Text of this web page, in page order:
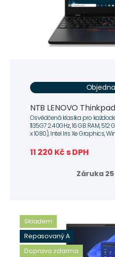
NTB LENOVO
Osvědčená klasika pro
1135G7 2.40GHz, 16 GB RAM, 512
x 1080), Intel Iris Xe Graphics,
11 220 Kč s DPH
Záruka
Skladem
Repasovaný A
Doprava zdarma